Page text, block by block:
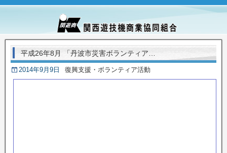
平成26年8月 「丹波市災害ボランティア…
2014年9月9日 復興支援・ボランティア活動